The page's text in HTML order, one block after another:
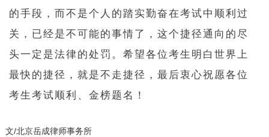
的手段，而不是个人的踏实勤奋在考试中顺利过
关，已经是不可能的事情了，这个捷径通向的尽
头一定是法律的处罚。希望各位考生明白世界上
最快的捷径，就是不走捷径，最后衷心祝愿各位
考生考试顺利、金榜题名！
文/北京岳成律师事务所